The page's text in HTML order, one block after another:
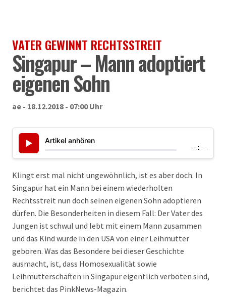
VATER GEWINNT RECHTSSTREIT
Singapur – Mann adoptiert
eigenen Sohn
ae - 18.12.2018 - 07:00 Uhr
▶ Artikel anhören
--:--
Klingt erst mal nicht ungewöhnlich, ist es aber doch. In
Singapur hat ein Mann bei einem wiederholten
Rechtsstreit nun doch seinen eigenen Sohn adoptieren
dürfen. Die Besonderheiten in diesem Fall: Der Vater des
Jungen ist schwul und lebt mit einem Mann zusammen
und das Kind wurde in den USA von einer Leihmutter
geboren. Was das Besondere bei dieser Geschichte
ausmacht, ist, dass Homosexualität sowie
Leihmutterschaften in Singapur eigentlich verboten sind,
berichtet das PinkNews-Magazin.